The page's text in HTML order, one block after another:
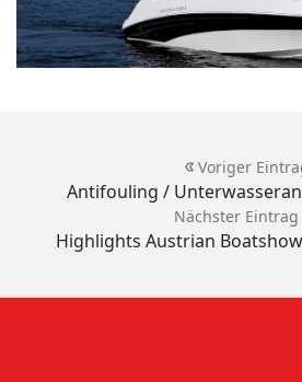
Voriger
Antifouling /
Nächster Eintrag
Highlights Austrian